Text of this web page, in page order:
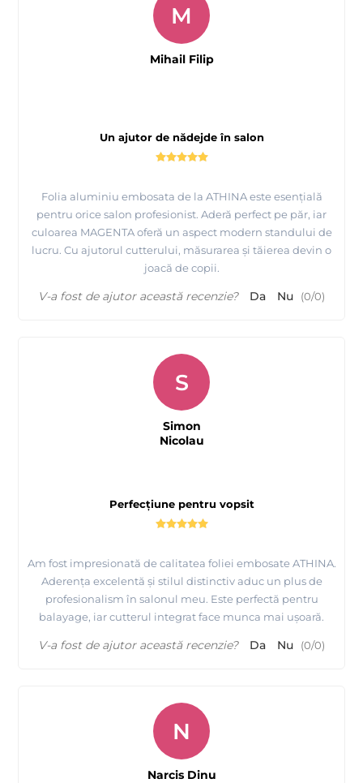
Un ajutor de nădejde în salon
Folia aluminiu embosata de la ATHINA este esențială
pentru orice salon profesionist. Aderă perfect pe păr, iar
culoarea MAGENTA oferă un aspect modern standului de
lucru. Cu ajutorul cutterului, măsurarea și tăierea devin o
joacă de copii.
M
Mihail Filip
V-a fost de ajutor această recenzie? Da Nu (0/0)
Perfecțiune pentru vopsit
Am fost impresionată de calitatea foliei embosate ATHINA.
Aderența excelentă și stilul distinctiv aduc un plus de
profesionalism în salonul meu. Este perfectă pentru
balayage, iar cutterul integrat face munca mai ușoară.
S
Simon
Nicolau
V-a fost de ajutor această recenzie? Da Nu (0/0)
N
Narcis Dinu